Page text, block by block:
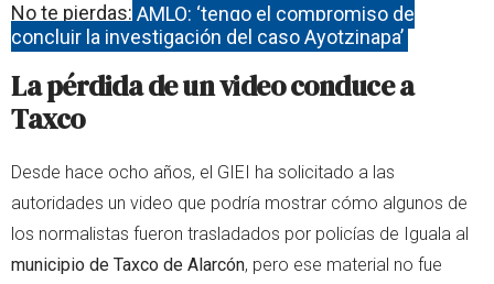
No te pierdas: AMLO: ‘tengo el compromiso de
concluir la investigación del caso Ayotzinapa’
La pérdida de un video conduce a
Taxco
Desde hace ocho años, el GIEI ha solicitado a las
autoridades un video que podría mostrar cómo algunos de
los normalistas fueron trasladados por policías de Iguala al
municipio de Taxco de Alarcón, pero ese material no fue